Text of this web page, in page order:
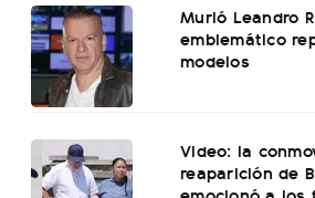
Murió Leandro
emblemático
modelos
Video: la
reaparición de